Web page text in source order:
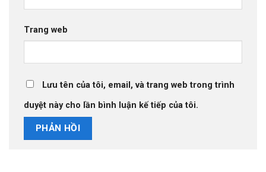
Trang web
Lưu tên của tôi, email, và trang web trong trình
duyệt này cho lần bình luận kế tiếp của tôi.